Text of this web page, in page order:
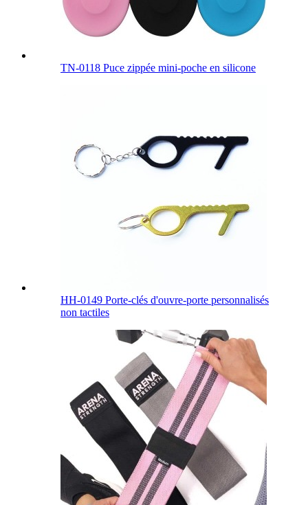
TN-0118 Puce zippée mini-poche en silicone
HH-0149 Porte-clés d'ouvre-porte personnalisés
non tactiles